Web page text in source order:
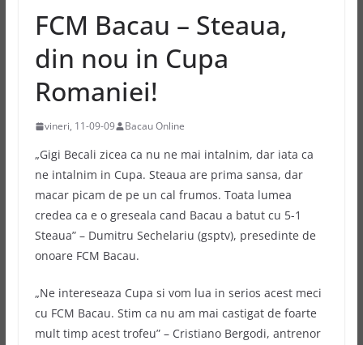
FCM Bacau – Steaua,
din nou in Cupa
Romaniei!
vineri, 11-09-09 Bacau Online
„Gigi Becali zicea ca nu ne mai intalnim, dar iata ca
ne intalnim in Cupa. Steaua are prima sansa, dar
macar picam de pe un cal frumos. Toata lumea
credea ca e o greseala cand Bacau a batut cu 5-1
Steaua” – Dumitru Sechelariu (gsptv), presedinte de
onoare FCM Bacau.
„Ne intereseaza Cupa si vom lua in serios acest meci
cu FCM Bacau. Stim ca nu am mai castigat de foarte
mult timp acest trofeu” – Cristiano Bergodi, antrenor